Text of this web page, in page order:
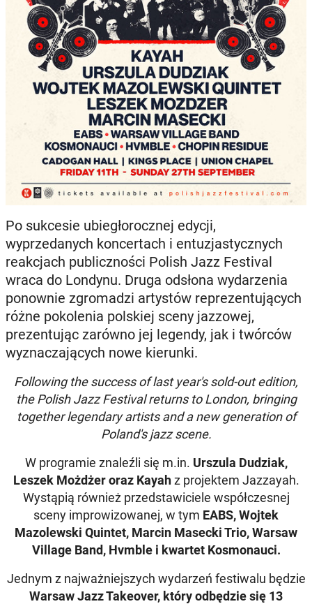
Po sukcesie ubiegłorocznej edycji,
wyprzedanych koncertach i entuzjastycznych
reakcjach publiczności Polish Jazz Festival
wraca do Londynu. Druga odsłona wydarzenia
ponownie zgromadzi artystów reprezentujących
różne pokolenia polskiej sceny jazzowej,
prezentując zarówno jej legendy, jak i twórców
wyznaczających nowe kierunki.
Following the success of last year's sold-out edition,
the Polish Jazz Festival returns to London, bringing
together legendary artists and a new generation of
Poland's jazz scene.
W programie znaleźli się m.in. Urszula Dudziak,
Leszek Możdżer oraz Kayahz projektem Jazzayah.
Wystąpią również przedstawiciele współczesnej
sceny improwizowanej, w tym EABS, Wojtek
Mazolewski Quintet, Marcin Masecki Trio, Warsaw
Village Band, Hvmble i kwartet Kosmonauci.
Jednym z najważniejszych wydarzeń festiwalu będzie
Warsaw Jazz Takeover, który odbędzie się 13